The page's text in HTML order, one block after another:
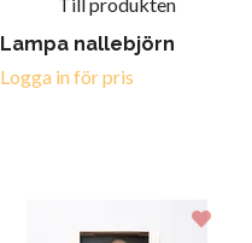
Lampa nallebjörn
Logga in för pris